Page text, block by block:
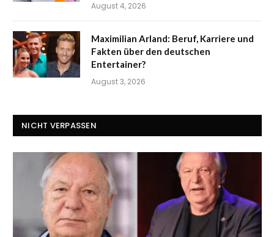
August 4, 2026
Maximilian Arland: Beruf, Karriere und
Fakten über den deutschen
Entertainer?
August 3, 2026
NICHT VERPASSEN